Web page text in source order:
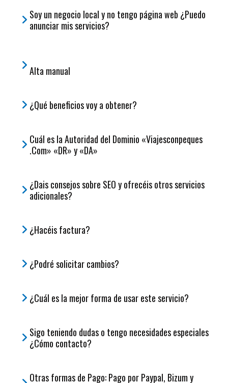
Soy un negocio local y no tengo página web ¿Puedo
anunciar mis servicios?
Alta manual
¿Qué beneficios voy a obtener?
Cuál es la Autoridad del Dominio «Viajesconpeques
.Com» «DR» y «DA»
¿Dais consejos sobre SEO y ofrecéis otros servicios
adicionales?
¿Hacéis factura?
¿Podré solicitar cambios?
¿Cuál es la mejor forma de usar este servicio?
Sigo teniendo dudas o tengo necesidades especiales
¿Cómo contacto?
Otras formas de Pago: Pago por Paypal, Bizum y